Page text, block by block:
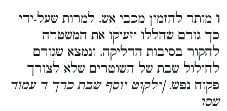
ו מותר להזמין מכבי אש, למרות שעל-ידי
כך גורם שהללו יזעיקו את המשטרה
לחקור בסיבות הדליקה, ונמצא שגורם
לחילול שבת של השוטרים שלא לצורך
פקוח נפש. [ילקוט יוסף שבת כרך ד עמוד
שסו